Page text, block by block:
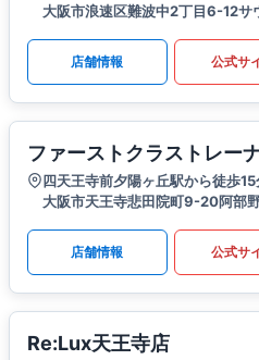
大阪市浪速区難波中2丁目6-12サ
店舗情報 公式サ
ファーストクラストレー
四天王寺前夕陽ヶ丘駅から徒歩15
大阪市天王寺悲田院町9-20阿部
店舗情報 公式サ
Re:Lux天王寺店